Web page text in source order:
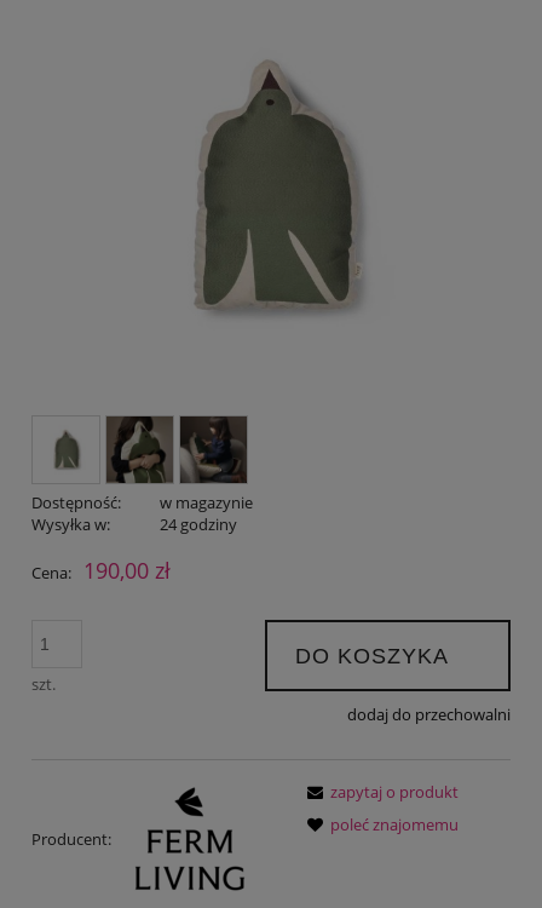
Dostępność:
w magazynie
Wysyłka w:
24 godziny
Cena: 190,00 zł
szt.
DO KOSZYKA
dodaj do przechowalni
Producent:
zapytaj o produkt
poleć znajomemu